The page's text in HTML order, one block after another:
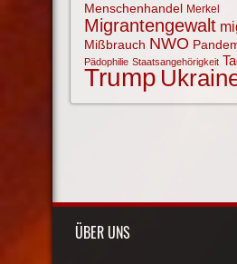
Menschenhandel Merkel
Migrantengewalt
Mißbrauch NWO
Pädophilie Staatsangehörigkeit
Trump
ÜBER UNS